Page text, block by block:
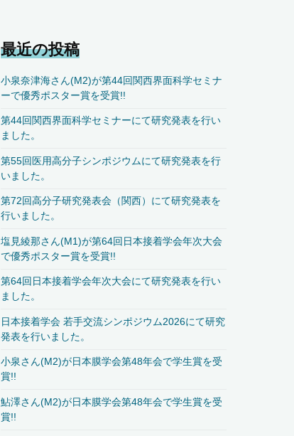
最近の投稿
小泉奈津海さん(M2)が第44回関西界面科学セミナ
ーで優秀ポスター賞を受賞!!
第44回関西界面科学セミナーにて研究発表を行い
ました。
第55回医用高分子シンポジウムにて研究発表を行
いました。
第72回高分子研究発表会（関西）にて研究発表を
行いました。
塩見綾那さん(M1)が第64回日本接着学会年次大会
で優秀ポスター賞を受賞!!
第64回日本接着学会年次大会にて研究発表を行い
ました。
日本接着学会 若手交流シンポジウム2026にて研究
発表を行いました。
小泉さん(M2)が日本膜学会第48年会で学生賞を受
賞!!
鮎澤さん(M2)が日本膜学会第48年会で学生賞を受
賞!!